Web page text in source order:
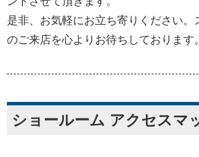
是非、お気軽にお立ち寄りください。
のご来店を心よりお待ちしております。
ショールーム アクセスマ